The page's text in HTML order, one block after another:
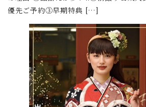
優先ご予約③早期特典 […]